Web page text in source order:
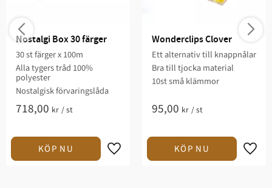
Nostalgi Box 30 färger
30 st färger x 100m
Alla tygers tråd 100%
polyester
Nostalgisk förvaringslåda
718,00 kr /st
Wonderclips Clover
Ett alternativ till knappnålar
Bra till tjocka material
10st små klämmor
95,00 kr /st